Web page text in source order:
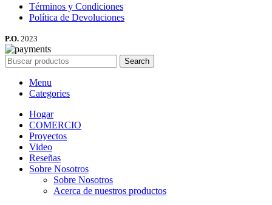
Términos y Condiciones
Política de Devoluciones
P.O. 2023
Search
Menu
Categories
Hogar
COMERCIO
Proyectos
Video
Reseñas
Sobre Nosotros
Sobre Nosotros
Acerca de nuestros productos